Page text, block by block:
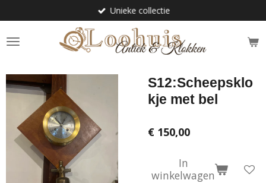
direct
naar
de
Unieke collectie
S12:Scheepsklo
kje met bel
€ 150,00
In
winkelwagen